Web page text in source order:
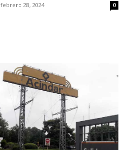
febrero 28, 2024 0